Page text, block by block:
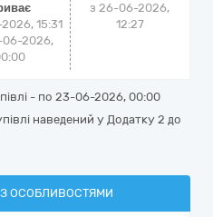
15:31
06-2026,
з26-06-2026,
12:27
- по 23-06-2026, 00:00
наведений у Додатку 2 до
З ОСОБЛИВОСТЯМИ